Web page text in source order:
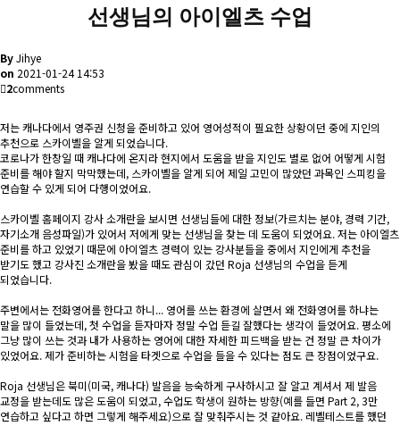
선생님의 아이엘츠 수업
ByJihye
on 2021-01-24 14:53
2comments
저는 캐나다에서 영주권 신청을 준비하고 있어 영어성적이 필요한 상황이던 중에 지인의
추천으로 스카이벨을 알게 되었습니다.
코로나가 한창일 때 캐나다에 온지라 현지에서 도움을 받을 지인도 별로 없어 어떻게 시험
준비를 해야 할지 막막했는데, 스카이벨을 알게 되어 제일 고민이 많았던 과목인 스피킹을
연습할 수 있게 되어 다행이었어요.
스카이벨 홈페이지 강사 소개란을 보시면 선생님들에 대한 정보(가르치는 분야, 경력 기간,
자기소개 음성파일)가 있어서 저에게 맞는 선생님을 찾는 데 도움이 되었어요. 저는 아이엘츠
준비를 하고 있었기 때문에 아이엘츠 경력이 있는 강사분들을 중에서 지인에게 추천을
받기도 했고 강사진 소개란을 봤을 때도 관심이 갔던 Roja 선생님의 수업을 듣게
되었습니다.
주변에서는 전화영어를 한다고 하니... 영어를 쓰는 환경에 살면서 왜 전화영어를 하냐는
말을 많이 들었는데, 첫 수업을 듣자마자 정말 수업 듣길 잘했다는 생각이 들었어요. 평소에
그냥 많이 쓰는 것과 내가 사용하는 영어에 대한 자세한 피드백을 받는 건 정말 큰 차이가
있었어요. 제가 준비하는 시험을 타겟으로 수업을 들을 수 있다는 점도 큰 장점이었구요.
Roja 선생님은 북미(미국, 캐나다) 발음을 능숙하게 구사하시고 잘 알고 계셔서 제 발음
교정을 받는데도 많은 도움이 되었고, 수업도 학생이 원하는 방향(예를 들면 Part 2, 3만
연습하고 싶다고 하면 그렇게 해주세요)으로 잘 맞춰주시는 것 같아요. 레벨테스트를 했던